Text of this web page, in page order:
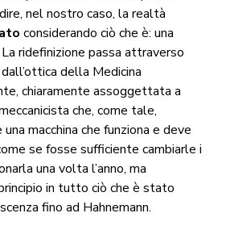
nel nostro caso, la realtà
considerando ciò che è: una
ridefinizione passa attraverso
della Medicina
chiaramente assoggettata a
che, come tale,
macchina che funziona e deve
se fosse sufficiente cambiarle i
una volta l’anno, ma
in tutto ciò che è stato
fino ad Hahnemann.